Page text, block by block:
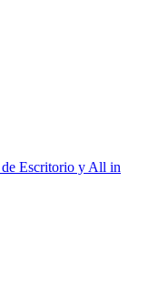
de Escritorio y All in